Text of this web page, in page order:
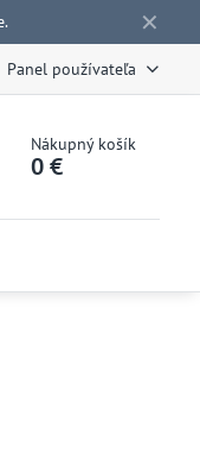
✕
Panel používateľa
Nákupný košík
0 €